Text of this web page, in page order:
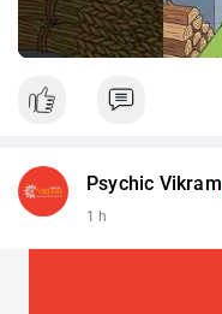
Psychic Vikram
1 h